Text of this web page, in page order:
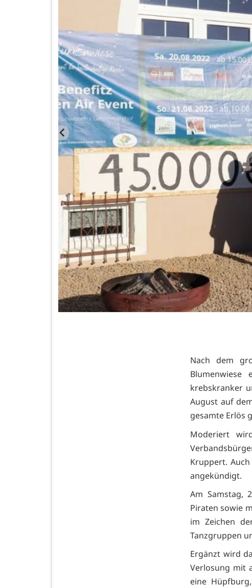
Nach dem
Blumenwiese
krebskranker
August auf
gesamte Erlös
Moderiert
Kruppert.
angekündigt.
Am Samstag,
Piraten sowie
im Zeichen
Tanzgruppen
Ergänzt wird
Verlosung mit
eine